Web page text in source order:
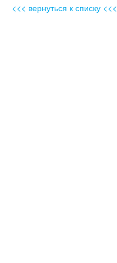
<<< вернуться к списку <<<